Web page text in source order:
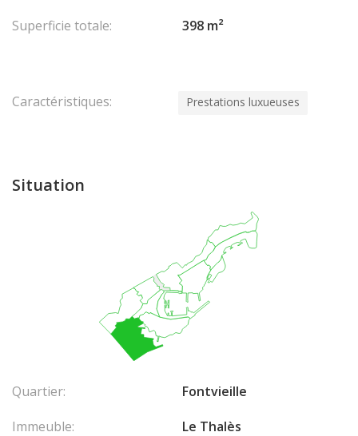
Superficie totale:
398 m²
Caractéristiques: Prestations luxueuses
Situation
Quartier:
Fontvieille
Immeuble:
Le Thalès